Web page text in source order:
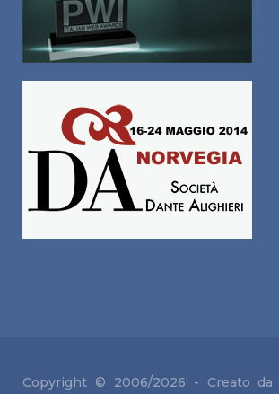
Copyright © 2006/2026 - Creato